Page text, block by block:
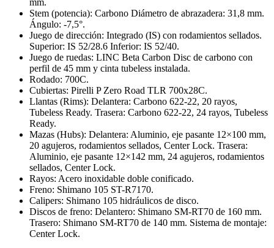
mm.
Stem (potencia): Carbono Diámetro de abrazadera: 31,8 mm.
Ángulo: -7,5°.
Juego de dirección: Integrado (IS) con rodamientos sellados.
Superior: IS 52/28.6 Inferior: IS 52/40.
Juego de ruedas: LINC Beta Carbon Disc de carbono con
perfil de 45 mm y cinta tubeless instalada.
Rodado: 700C.
Cubiertas: Pirelli P Zero Road TLR 700x28C.
Llantas (Rims): Delantera: Carbono 622-22, 20 rayos,
Tubeless Ready. Trasera: Carbono 622-22, 24 rayos, Tubeless
Ready.
Mazas (Hubs): Delantera: Aluminio, eje pasante 12×100 mm,
20 agujeros, rodamientos sellados, Center Lock. Trasera:
Aluminio, eje pasante 12×142 mm, 24 agujeros, rodamientos
sellados, Center Lock.
Rayos: Acero inoxidable doble conificado.
Freno: Shimano 105 ST-R7170.
Calipers: Shimano 105 hidráulicos de disco.
Discos de freno: Delantero: Shimano SM-RT70 de 160 mm.
Trasero: Shimano SM-RT70 de 140 mm. Sistema de montaje:
Center Lock.